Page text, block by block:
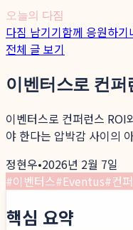
오늘의 다짐
다짐 남기기함께 응원하기
전체 글 보기
이벤터스로 컨
이벤터스로 컨퍼런스 ROI
야 한다는 압박감 사이의
정현우•2026년 2월 7일
#이벤터스#Eventus#컨
핵심 요약